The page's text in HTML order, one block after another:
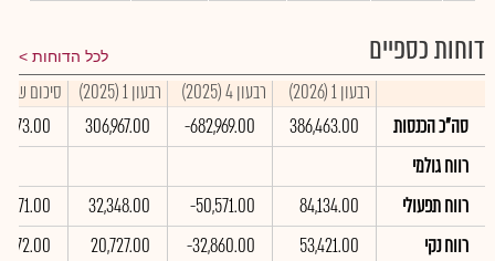
דוחות כספיים לכל הדוחות
רבעון 1 (2026) רבעון 4 (2025) רבעון 1 (2025)
סיכום שנתי
סה"כ הכנסות
386,463.00
-682,969.00
306,967.00
רווח גולמי
רווח תפעולי
84,134.00
-50,571.00
32,348.00
רווח נקי
53,421.00
-32,860.00
20,727.00